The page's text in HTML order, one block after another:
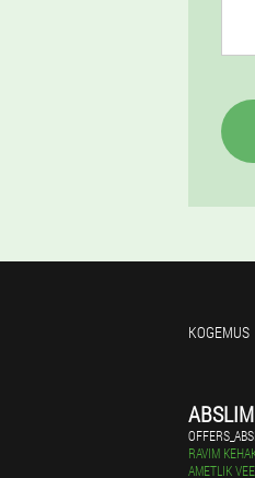
KOGEMUS
ABSLIM
RAVIM
AMETLIK